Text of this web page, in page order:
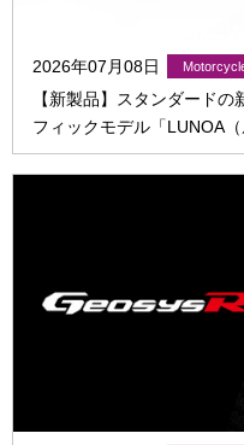
2026年07月08日
【新製品】スタンダード
フィックモデル「LUNOA